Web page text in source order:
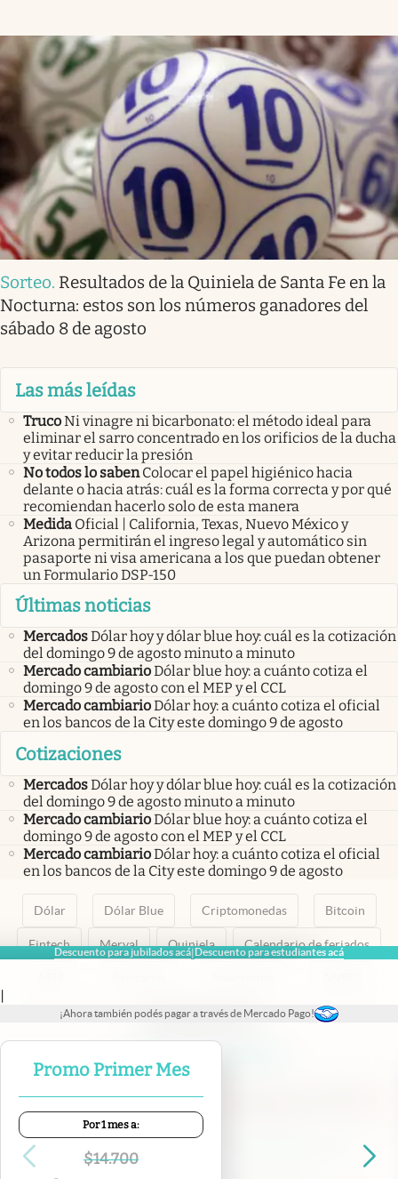
Descuento para jubilados acá|Descuento para estudiantes acá
|
¡Ahora también podés pagar a través de Mercado Pago!
Promo Primer Mes
Por 1 mes a:
$14.700
Sorteo. Resultados de la Quiniela de Santa Fe en la
Nocturna: estos son los números ganadores del
sábado 8 de agosto
Las más leídas
TrucoNi vinagre ni bicarbonato: el método ideal para
eliminar el sarro concentrado en los orificios de la ducha
y evitar reducir la presión
No todos lo saben Colocar el papel higiénico hacia
delante o hacia atrás: cuál es la forma correcta y por qué
recomiendan hacerlo solo de esta manera
Medida Oficial | California, Texas, Nuevo México y
Arizona permitirán el ingreso legal y automático sin
pasaporte ni visa americana a los que puedan obtener
un Formulario DSP-150
Últimas noticias
MercadosDólar hoy y dólar blue hoy: cuál es la cotización
del domingo 9 de agosto minuto a minuto
Mercado cambiarioDólar blue hoy: a cuánto cotiza el
domingo 9 de agosto con el MEP y el CCL
Mercado cambiarioDólar hoy: a cuánto cotiza el oficial
en los bancos de la City este domingo 9 de agosto
Cotizaciones
MercadosDólar hoy y dólar blue hoy: cuál es la cotización
del domingo 9 de agosto minuto a minuto
Mercado cambiarioDólar blue hoy: a cuánto cotiza el
domingo 9 de agosto con el MEP y el CCL
Mercado cambiarioDólar hoy: a cuánto cotiza el oficial
en los bancos de la City este domingo 9 de agosto
Dólar Dólar Blue Criptomonedas Bitcoin
Fintech Merval Quiniela Calendario de feriados
abre en nueva pestaña
abre en nueva pestaña
abre en nueva pestaña
abre en nueva pestaña
abre en nueva pestaña